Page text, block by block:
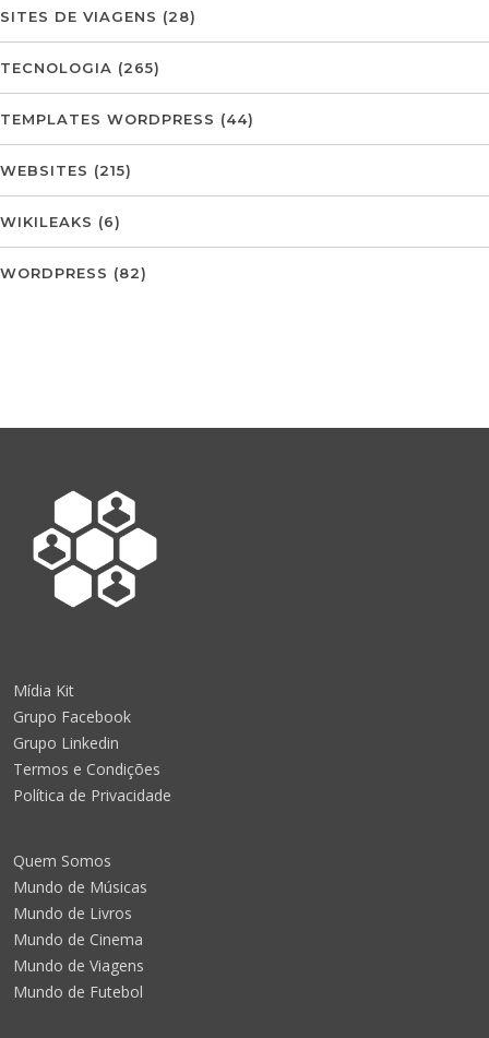
SITES DE VIAGENS (28)
TECNOLOGIA (265)
TEMPLATES WORDPRESS (44)
WEBSITES (215)
WIKILEAKS (6)
WORDPRESS (82)
Mídia Kit
Grupo Facebook
Grupo Linkedin
Termos e Condições
Política de Privacidade
Quem Somos
Mundo de Músicas
Mundo de Livros
Mundo de Cinema
Mundo de Viagens
Mundo de Futebol